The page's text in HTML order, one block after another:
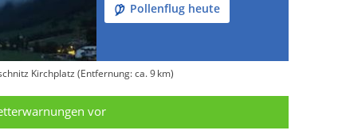
Pollenflug heute
Kirchplatz (Entfernung: ca. 9 km)
vor